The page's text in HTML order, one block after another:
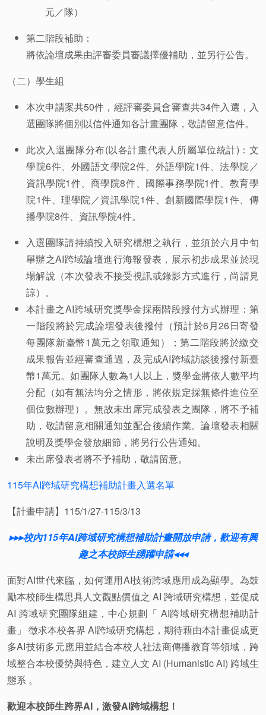
元／隊）
第二階段補助：
將依論壇成果由評審委員審議擇優補助，並另行公告。
（二）學生組
本次申請案共50件，經評審委員會審查共34件入選，入
選團隊將個別以信件通知各計畫團隊，敬請留意信件。
此次入選團隊分布(以各計畫代表人所屬單位統計)：文
學院6件、外國語文學院2件、外語學院1件、法學院／
資訊學院1件、商學院8件、國際事務學院1件、教育學
院1件、理學院／資訊學院1件、創新國際學院1件、傳
播學院8件、資訊學院4件。
入選團隊請持續投入研究構想之執行，並須於六月中旬
舉辦之AI跨域論壇進行海報發表，展示初步成果並於現
場解說（本次發表不接受視訊或錄影方式進行，尚請見
諒）。
本計畫之AI跨域研究獎學金採兩階段撥付方式辦理：第
一階段將於完成論壇發表後撥付（預計於6月26日寄發
每團隊新臺幣1萬元之領取通知）；第二階段將於繳交
成果報告並經審查通過，及完成AI跨域訪談後撥付新臺
幣1萬元。如團隊人數為1人以上，獎學金將依人數平均
分配（如有無法均分之情形，將依規定採無條件進位至
個位數辦理）。無故未出席完成發表之團隊，將不予補
助，敬請留意相關通知並配合後續作業。論壇發表相關
說明及獎學金發放細節，將另行公告通知。
未出席發表者將不予補助，敬請留意。
115年AI跨域研究構想補助計畫入選名單
【計畫申請】115/1/27-115/3/13
▸▸▸校內115年AI跨域研究構想補助計畫開放申請，歡迎有興
趣之本校師生踴躍申請◂◂◂
面對AI世代來臨，如何運用AI技術跨域應用成為顯學。為鼓
勵本校師生構思具人文觀點價值之 AI 跨域研究構想，並促成
AI 跨域研究團隊組建，中心規劃「 AI跨域研究構想補助計
畫」 徵求本校各界 AI跨域研究構想，期待藉由本計畫促成更
多AI技術多元應用並結合本校人社法商傳播教育等領域，跨
域整合本校優勢與特色，建立人文 AI (Humanistic AI) 跨域生
態系 。
歡迎本校師生跨界AI，激發AI跨域構想！